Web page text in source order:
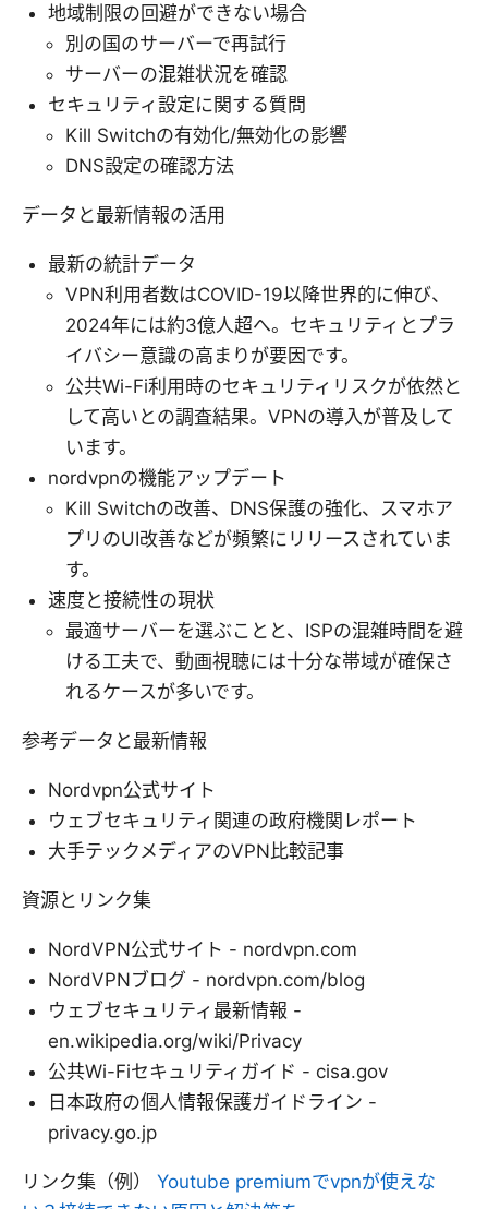
地域制限の回避ができない場合
別の国のサーバーで再試行
サーバーの混雑状況を確認
セキュリティ設定に関する質問
Kill Switchの有効化/無効化の影響
DNS設定の確認方法
データと最新情報の活用
最新の統計データ
VPN利用者数はCOVID-19以降世界的に伸び、
2024年には約3億人超へ。セキュリティとプラ
イバシー意識の高まりが要因です。
公共Wi-Fi利用時のセキュリティリスクが依然と
して高いとの調査結果。VPNの導入が普及して
います。
nordvpnの機能アップデート
Kill Switchの改善、DNS保護の強化、スマホア
プリのUI改善などが頻繁にリリースされていま
す。
速度と接続性の現状
最適サーバーを選ぶことと、ISPの混雑時間を避
ける工夫で、動画視聴には十分な帯域が確保さ
れるケースが多いです。
参考データと最新情報
Nordvpn公式サイト
ウェブセキュリティ関連の政府機関レポート
大手テックメディアのVPN比較記事
資源とリンク集
NordVPN公式サイト - nordvpn.com
NordVPNブログ - nordvpn.com/blog
ウェブセキュリティ最新情報 -
en.wikipedia.org/wiki/Privacy
公共Wi-Fiセキュリティガイド - cisa.gov
日本政府の個人情報保護ガイドライン -
privacy.go.jp
リンク集（例） Youtube premiumでvpnが使えな